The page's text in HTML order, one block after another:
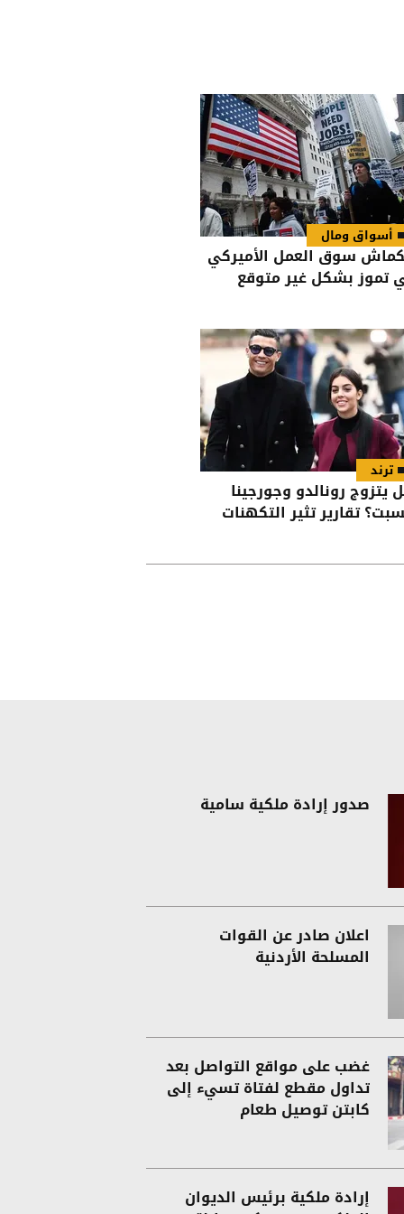
أسواق ومال
سوق العمل الأميركي
تموز بشكل غير متوقع
ترند
يتزوج رونالدو وجورجينا
تقارير تثير التكهنات
صدور إرادة ملكية سامية
اعلان صادر عن القوات
المسلحة الأردنية
غضب على مواقع التواصل بعد
تداول مقطع لفتاة تسيء إلى
كابتن توصيل طعام
إرادة ملكية برئيس الديوان